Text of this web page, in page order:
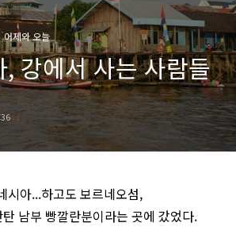
어제와 오늘
강에서 사는 사람들
시아...하고도 보르네오섬,
탄 남부 빵깔란분이라는 곳에 갔었다.